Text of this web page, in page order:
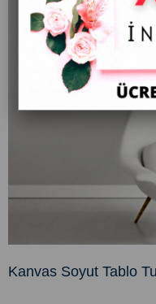
Kanvas Soyut Tablo